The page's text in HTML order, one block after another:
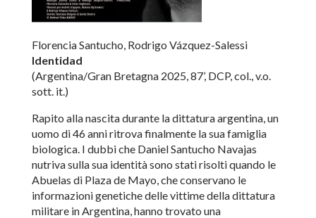
Florencia Santucho, Rodrigo Vázquez-Salessi
Identidad
(Argentina/Gran Bretagna 2025, 87’, DCP, col., v.o.
sott. it.)
Rapito alla nascita durante la dittatura argentina, un
uomo di 46 anni ritrova finalmente la sua famiglia
biologica. I dubbi che Daniel Santucho Navajas
nutriva sulla sua identità sono stati risolti quando le
Abuelas di Plaza de Mayo, che conservano le
informazioni genetiche delle vittime della dittatura
militare in Argentina, hanno trovato una